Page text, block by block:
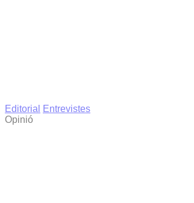
Editorial
Entrevistes
Opinió